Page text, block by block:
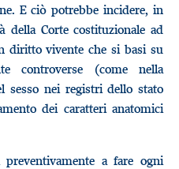
E ciò potrebbe incidere, in
Corte costituzionale ad
diritto vivente che si basi su
controverse (come nella
sesso nei registri dello stato
dei caratteri anatomici
a fare ogni